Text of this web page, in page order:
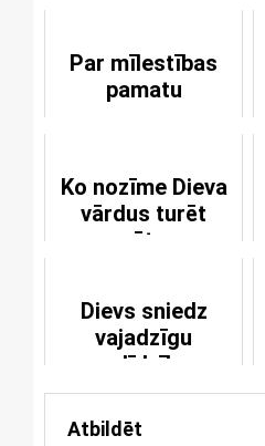
Par mīlestības
pamatu
Ko nozīme Dieva
vārdus turēt
svētus
Dievs sniedz
vajadzīgu
palīdzību
Atbildēt